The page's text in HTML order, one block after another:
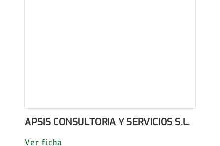
APSIS CONSULTORIA Y SERVICIOS S.L.
Ver ficha